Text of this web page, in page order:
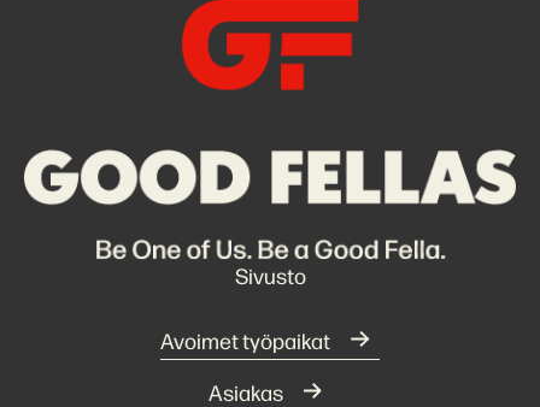
Sivusto
Avoimet työpaikat
Asiakas